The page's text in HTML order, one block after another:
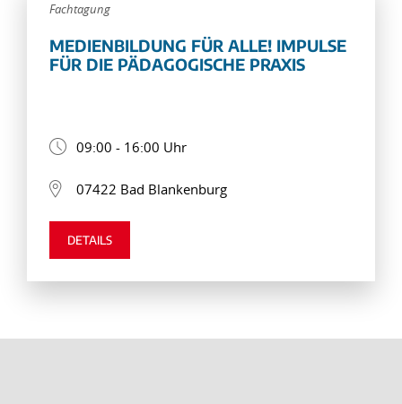
Fachtagung
MEDIENBILDUNG FÜR ALLE! IMPULSE
FÜR DIE PÄDAGOGISCHE PRAXIS
09:00 - 16:00 Uhr
07422 Bad Blankenburg
DETAILS